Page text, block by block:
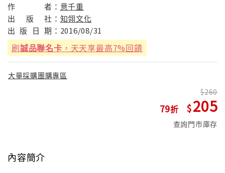
作 者： 意千重
出
版 社： 知翎文化
出 版 日 期： 2016/08/31
刷誠品聯名卡 ，天天享最高7%回饋
大量採購團購專區
79
260
205
查詢門市庫存
內容簡介